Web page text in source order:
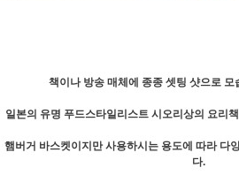
책이나 방송 매체에 종종 셋팅 샷으로
일본의 유명 푸드스타일리스트 시오리상의 요리
햄버거 바스켓이지만 사용하시는 용도에 따라 다
다.